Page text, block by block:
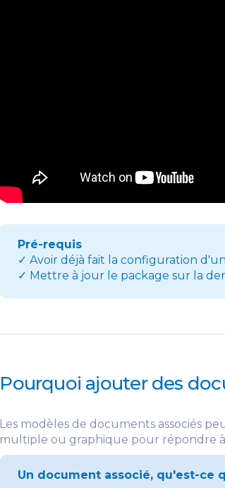
Pré-requis
✓ Avoir déjà fait la configuration
✓ Mettre à jour le package sur la
Pourquoi ajouter des
Les modèles de documents associés
multiple ou graphique pour répondre à
Un document associé, qu'est-ce